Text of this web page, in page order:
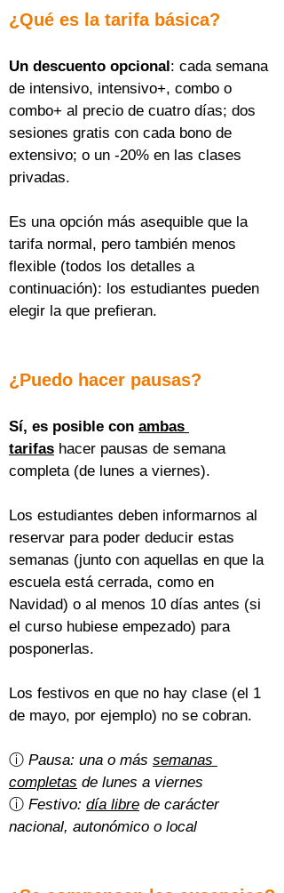
¿Qué es la tarifa básica?
Un descuento opcional: cada semana
de intensivo, intensivo+, combo o
combo+ al precio de cuatro días; dos
sesiones gratis con cada bono de
extensivo; o un -20% en las clases
privadas.
Es una opción más asequible que la
tarifa normal, pero también menos
flexible (todos los detalles a
continuación): los estudiantes pueden
elegir la que prefieran.
¿Puedo hacer pausas?
Sí, es posible con ambas
tarifas hacer pausas de semana
completa (de lunes a viernes).
Los estudiantes deben informarnos al
reservar para poder deducir estas
semanas (junto con aquellas en que la
escuela está cerrada, como en
Navidad) o al menos 10 días antes (si
el curso hubiese empezado) para
posponerlas.
Los festivos en que no hay clase (el 1
de mayo, por ejemplo) no se cobran.
ⓘ Pausa: una o más semanas
completas de lunes a viernes
ⓘ Festivo: día libre de carácter
nacional, autonómico o local